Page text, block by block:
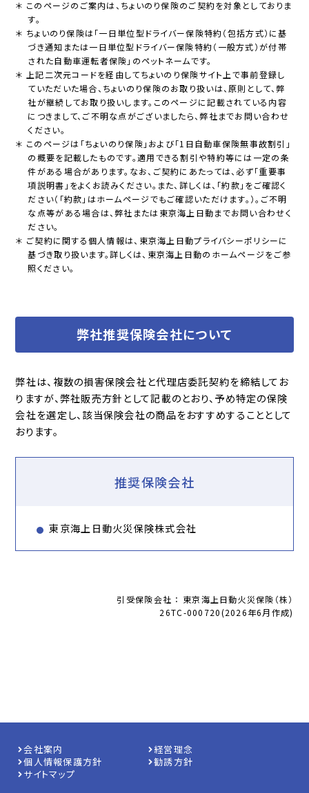
＊ このページのご案内は、ちょいのり保険のご契約を対象としておりま
す。
＊ ちょいのり保険は「一日単位型ドライバー保険特約（包括方式）に基
づき通知または一日単位型ドライバー保険特約（一般方式）が付帯
された自動車運転者保険」のペットネームです。
＊ 上記二次元コードを経由してちょいのり保険サイト上で事前登録し
ていただいた場合、ちょいのり保険のお取り扱いは、原則として、弊
社が継続してお取り扱いします。このページに記載されている内容
につきまして、ご不明な点がございましたら、弊社までお問い合わせ
ください。
＊ このページは「ちょいのり保険」および「1日自動車保険無事故割引」
の概要を記載したものです。適用できる割引や特約等には一定の条
件がある場合があります。なお、ご契約にあたっては、必ず「重要事
項説明書」をよくお読みください。また、詳しくは、「約款」をご確認く
ださい（「約款」はホームページでもご確認いただけます。）。ご不明
な点等がある場合は、弊社または東京海上日動までお問い合わせく
ださい。
＊ ご契約に関する個人情報は、東京海上日動プライバシーポリシーに
基づき取り扱います。詳しくは、東京海上日動のホームページをご参
照ください。
弊社推奨保険会社について
弊社は、複数の損害保険会社と代理店委託契約を締結してお
りますが、弊社販売方針として記載のとおり、予め特定の保険
会社を選定し、該当保険会社の商品をおすすめすることとして
おります。
推奨保険会社
東京海上日動火災保険株式会社
引受保険会社 ： 東京海上日動火災保険（株）
26TC-000720(2026年6月作成)
会社案内
経営理念
個人情報保護方針
勧誘方針
サイトマップ